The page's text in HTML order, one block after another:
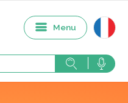
Menu